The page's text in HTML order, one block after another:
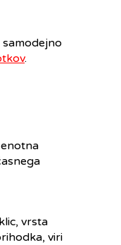
.
vrsta
viri